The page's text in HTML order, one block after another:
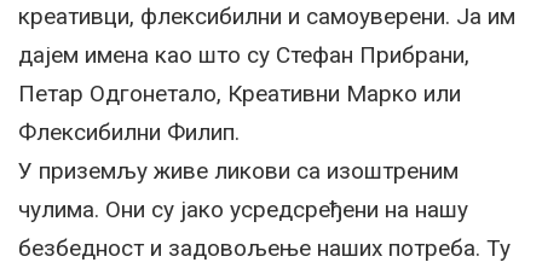
креативци, флексибилни и самоуверени. Ја им
дајем имена као што су Стефан Прибрани,
Петар Одгонетало, Креативни Марко или
Флексибилни Филип.
У приземљу живе ликови са изоштреним
чулима. Они су јако усредсређени на нашу
безбедност и задовољење наших потреба. Ту